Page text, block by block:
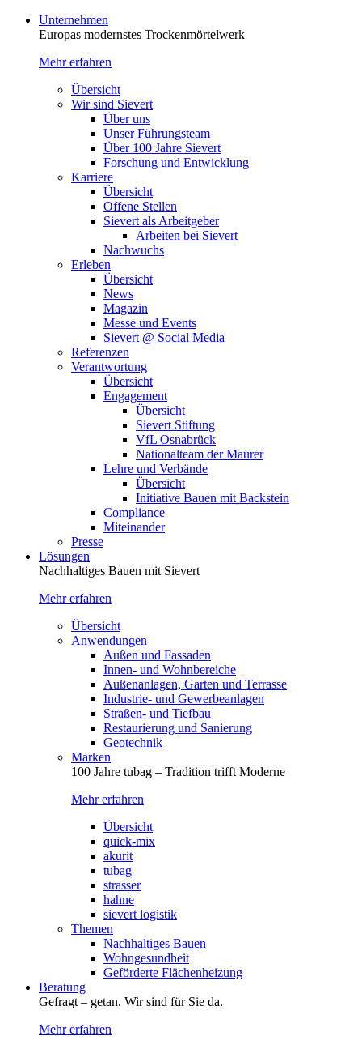
Unternehmen
Europas modernstes Trocken­mörtelwerk
Mehr erfahren
Übersicht
Wir sind Sievert
Über uns
Unser Führungsteam
Über 100 Jahre Sievert
Forschung und Entwicklung
Karriere
Übersicht
Offene Stellen
Sievert als Arbeitgeber
Arbeiten bei Sievert
Nachwuchs
Erleben
Übersicht
News
Magazin
Messe und Events
Sievert @ Social Media
Referenzen
Verantwortung
Übersicht
Engagement
Übersicht
Sievert Stiftung
VfL Osnabrück
Nationalteam der Maurer
Lehre und Verbände
Übersicht
Initiative Bauen mit Backstein
Compliance
Miteinander
Presse
Lösungen
Nachhaltiges Bauen mit Sievert
Mehr erfahren
Übersicht
Anwendungen
Außen und Fassaden
Innen- und Wohnbereiche
Außenanlagen, Garten und Terrasse
Industrie- und Gewerbeanlagen
Straßen- und Tiefbau
Restaurierung und Sanierung
Geotechnik
Marken
100 Jahre tubag – Tradition trifft Moderne
Mehr erfahren
Übersicht
quick-mix
akurit
tubag
strasser
hahne
sievert logistik
Themen
Nachhaltiges Bauen
Wohngesundheit
Geförderte Flächenheizung
Beratung
Gefragt – getan. Wir sind für Sie da.
Mehr erfahren